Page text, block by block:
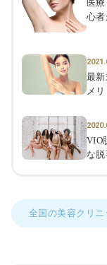
医
心
最
メ
VIO
な
全国の美容クリ